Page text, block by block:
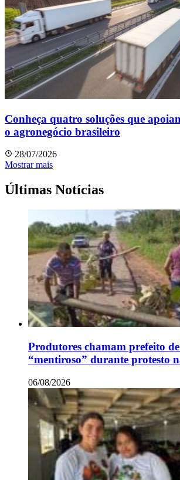
Conheça quatro soluções que
o agronegócio brasileiro
28/07/2026
Mostrar mais
Últimas Notícias
Produtores chamam prefeito
“mentiroso” durante protesto
06/08/2026